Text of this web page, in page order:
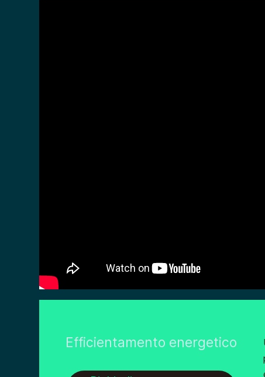
Efficientamento energetico